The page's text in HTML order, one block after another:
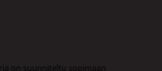
on suunniteltu sopimaan